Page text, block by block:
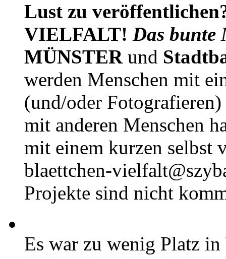
Lust zu
VIELFALT! Das bunte
MÜNSTERund
werden Menschen mit
(und/oder
mit anderen Menschen
mit einem kurzen selbst
blaettchen-
Projekte sind nicht
Es war zu wenig Platz in